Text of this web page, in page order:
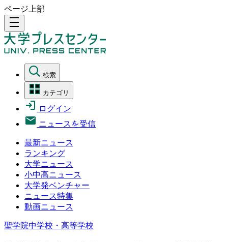
ページ上部
density_medium
検索
カテゴリ
ログイン
ニュースを受信
最新ニュース
ランキング
大学ニュース
小中高ニュース
大学発ベンチャー
ニュース特集
動画ニュース
聖学院中学校・高等学校